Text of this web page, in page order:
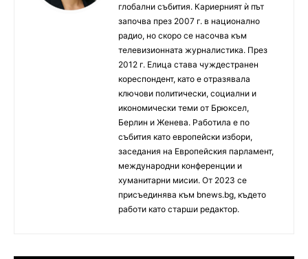
глобални събития. Кариерният ѝ път
започва през 2007 г. в национално
радио, но скоро се насочва към
телевизионната журналистика. През
2012 г. Елица става чуждестранен
кореспондент, като е отразявала
ключови политически, социални и
икономически теми от Брюксел,
Берлин и Женева. Работила е по
събития като европейски избори,
заседания на Европейския парламент,
международни конференции и
хуманитарни мисии. От 2023 се
присъединява към bnews.bg, където
работи като старши редактор.